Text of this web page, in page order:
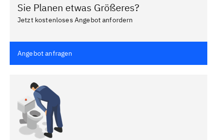
Sie Planen etwas Größeres?
Jetzt kostenloses Angebot anfordern
Angebot anfragen